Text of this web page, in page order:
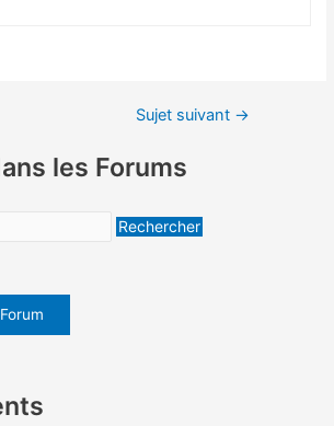
Sujet suivant →
les Forums